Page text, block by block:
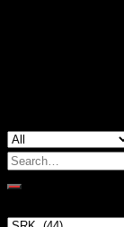
Search
for: